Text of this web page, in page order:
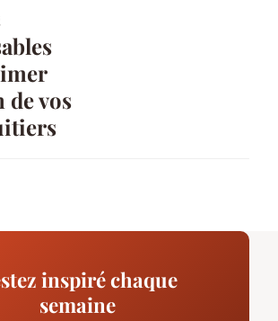
vos
inspiré chaque
semaine